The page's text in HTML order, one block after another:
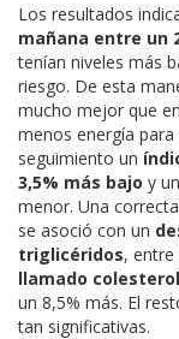
Los resultados
mañana entre un
tenían niveles más
riesgo. De esta
mucho mejor que
menos energía
seguimiento un
3,5% más bajo y
menor. Una
se asoció con un
triglicéridos, entre
llamado
un 8,5% más. El
tan significativas.